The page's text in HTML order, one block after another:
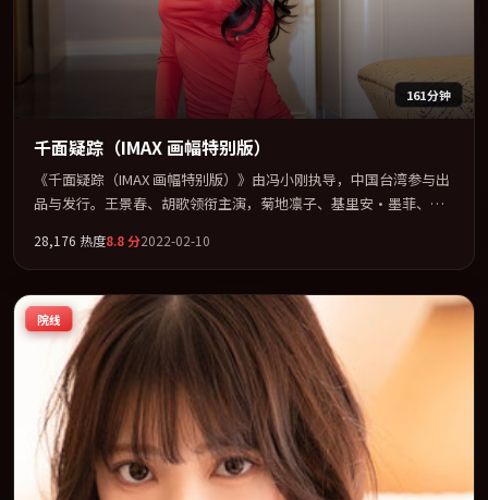
161分钟
千面疑踪（IMAX 画幅特别版）
《千面疑踪（IMAX 画幅特别版）》由冯小刚执导，中国台湾参与出
品与发行。王景春、胡歌领衔主演，菊地凛子、基里安·墨菲、张
罪」类型为骨架，在叙事、表演与视听上力求统一。定于 2022-02-
09 在内地院线及主流平台同步亮相，2022 年度话题片中口碑稳健，
适合喜欢强情节与人物弧光的观众完整观看。
28,176 热度8.8分2022-02-10
院线